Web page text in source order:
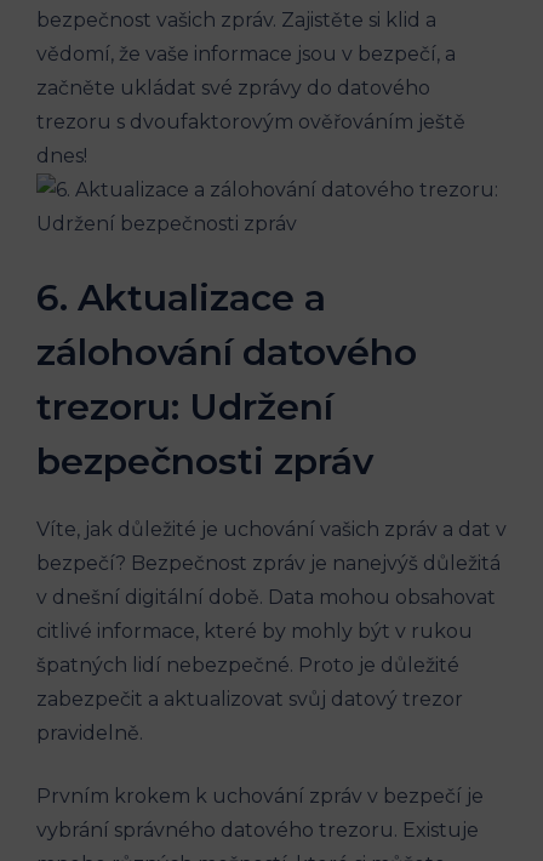
bezpečnost vašich zpráv. Zajistěte si klid a
vědomí, že vaše informace jsou v bezpečí, a
začněte ukládat své zprávy do datového
trezoru s dvoufaktorovým ověřováním ještě
dnes!
6. Aktualizace a
zálohování datového
trezoru: Udržení
bezpečnosti zpráv
Víte, jak důležité je uchování vašich zpráv a dat v
bezpečí? Bezpečnost zpráv je nanejvýš důležitá
v dnešní digitální době. Data mohou obsahovat
citlivé informace, které by mohly být v rukou
špatných lidí nebezpečné. Proto je důležité
zabezpečit a aktualizovat svůj datový trezor
pravidelně.
Prvním krokem k uchování zpráv v bezpečí je
vybrání správného datového trezoru. Existuje